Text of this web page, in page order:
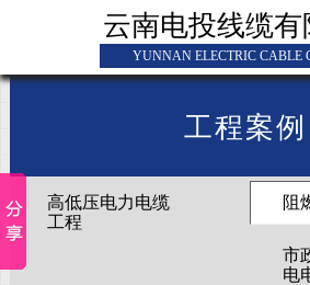
云南电投线缆有
YUNNAN ELECTRIC CABLE
工程案例
高低压电力电缆
工程
阻
市
电